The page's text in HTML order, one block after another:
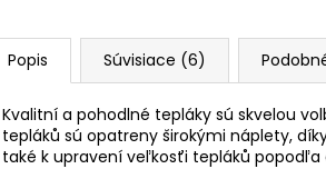
Popis Súvisiace (6)
Kvalitní a pohodlné tepláky sú skvelou
tepláků sú opatreny širokými náplety,
také k upravení veľkosťi tepláků